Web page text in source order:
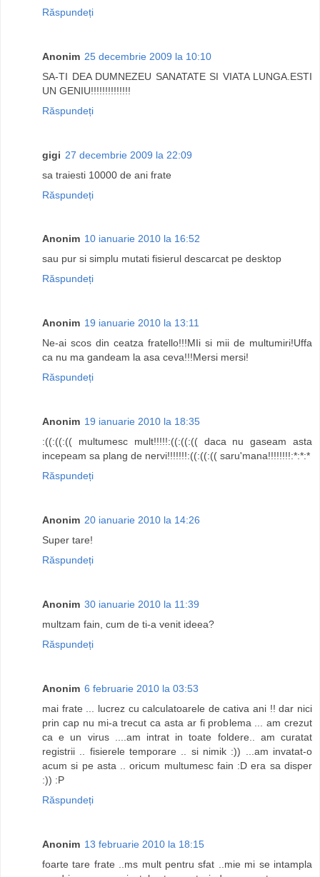
Răspundeți
Anonim 25 decembrie 2009 la 10:10
SA-TI DEA DUMNEZEU SANATATE SI VIATA LUNGA.ESTI
UN GENIU!!!!!!!!!!!!!!
Răspundeți
gigi 27 decembrie 2009 la 22:09
sa traiesti 10000 de ani frate
Răspundeți
Anonim 10 ianuarie 2010 la 16:52
sau pur si simplu mutati fisierul descarcat pe desktop
Răspundeți
Anonim 19 ianuarie 2010 la 13:11
Ne-ai scos din ceatza fratello!!!MIi si mii de multumiri!Uffa
ca nu ma gandeam la asa ceva!!!Mersi mersi!
Răspundeți
Anonim 19 ianuarie 2010 la 18:35
:((:((:(( multumesc mult!!!!!:((:((:(( daca nu gaseam asta
incepeam sa plang de nervi!!!!!!!:((:((:(( saru'mana!!!!!!!!:*:*:*
Răspundeți
Anonim 20 ianuarie 2010 la 14:26
Super tare!
Răspundeți
Anonim 30 ianuarie 2010 la 11:39
multzam fain, cum de ti-a venit ideea?
Răspundeți
Anonim 6 februarie 2010 la 03:53
mai frate ... lucrez cu calculatoarele de cativa ani !! dar nici
prin cap nu mi-a trecut ca asta ar fi problema ... am crezut
ca e un virus ....am intrat in toate foldere.. am curatat
registrii .. fisierele temporare .. si nimik :)) ...am invatat-o
acum si pe asta .. oricum multumesc fain :D era sa disper
:)) :P
Răspundeți
Anonim 13 februarie 2010 la 18:15
foarte tare frate ..ms mult pentru sfat ..mie mi se intampla